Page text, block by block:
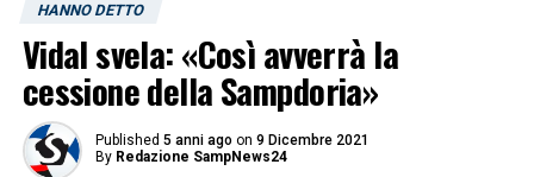
HANNO DETTO
Vidal svela: «Così avverrà la
cessione della Sampdoria»
Published 5 anni ago on 9 Dicembre 2021
By Redazione SampNews24